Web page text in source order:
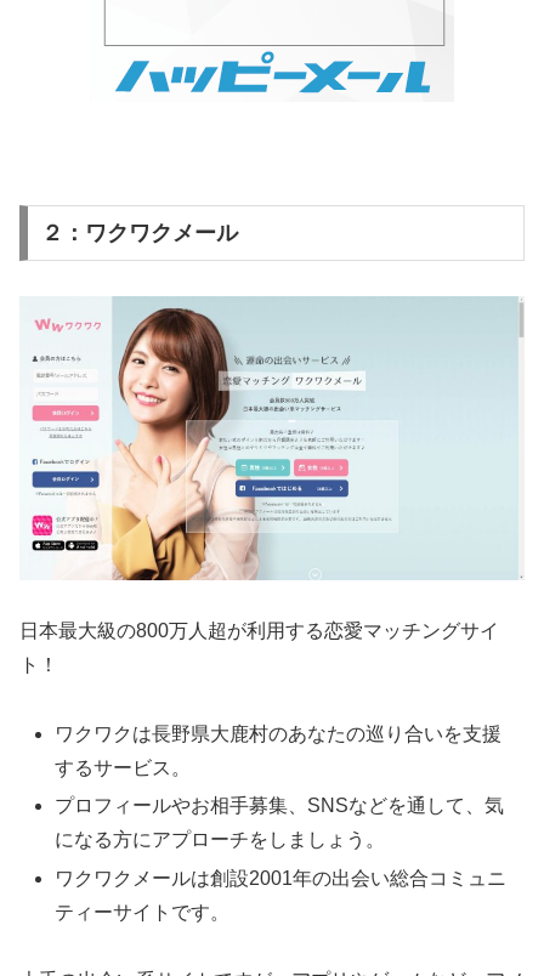
２：ワクワクメール
日本最大級の800万人超が利用する恋愛マッチングサイ
ト！
ワクワクは長野県大鹿村のあなたの巡り合いを支援
するサービス。
プロフィールやお相手募集、SNSなどを通して、気
になる方にアプローチをしましょう。
ワクワクメールは創設2001年の出会い総合コミュニ
ティーサイトです。